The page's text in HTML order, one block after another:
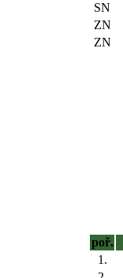
SN
ZN
ZN
poř.
1.